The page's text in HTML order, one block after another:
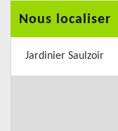
Nous localiser
Jardinier Saulzoir